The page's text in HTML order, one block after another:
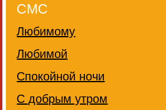
СМС
Любимому
Любимой
Спокойной ночи
С добрым утром